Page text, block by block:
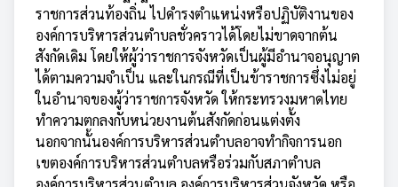
ราชการส่วนท้องถิ่น ไปดำรงตำแหน่งหรือปฏิบัติงานของ
องค์การบริหารส่วนตำบลชั่วคราวได้โดยไม่ขาดจากต้น
สังกัดเดิม โดยให้ผู้ว่าราชการจังหวัดเป็นผู้มีอำนาจอนุญาต
ได้ตามความจำเป็น และในกรณีที่เป็นข้าราชการซึ่งไม่อยู่
ในอำนาจของผู้ว่าราชการจังหวัด ให้กระทรวงมหาดไทย
ทำความตกลงกับหน่วยงานต้นสังกัดก่อนแต่งตั้ง
นอกจากนั้นองค์การบริหารส่วนตำบลอาจทำกิจการนอก
เขตองค์การบริหารส่วนตำบลหรือร่วมกับสภาตำบล